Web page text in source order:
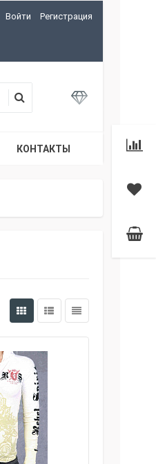
Войти Регистрация
КОНТАКТЫ